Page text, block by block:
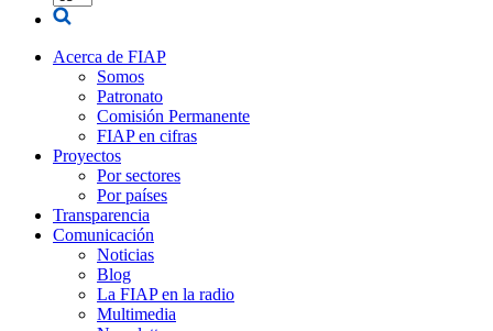
Acerca de FIAP
Somos
Patronato
Comisión Permanente
FIAP en cifras
Proyectos
Por sectores
Por países
Transparencia
Comunicación
Noticias
Blog
La FIAP en la radio
Multimedia